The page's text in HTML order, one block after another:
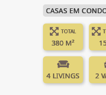
CASAS EM
TOTAL
380 M²
4 LIVINGS 2